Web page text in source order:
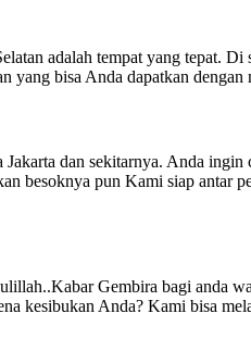
adalah tempat yang tepat.
yang bisa Anda dapatkan
dan sekitarnya. Anda ingin
besoknya pun Kami siap antar
Gembira bagi anda
kesibukan Anda? Kami bisa